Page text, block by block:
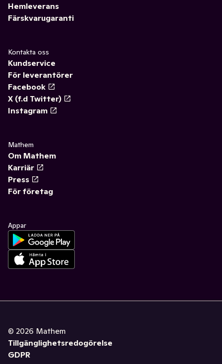
Hemleverans
Färskvarugaranti
Kontakta oss
Kundservice
För leverantörer
Facebook
X (f.d Twitter)
Instagram
Mathem
Om Mathem
Karriär
Press
För företag
Appar
© 2026 Mathem
Tillgänglighetsredogörelse
GDPR